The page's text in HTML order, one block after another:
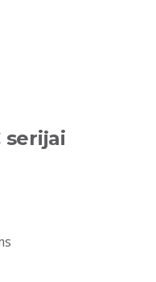
serijai